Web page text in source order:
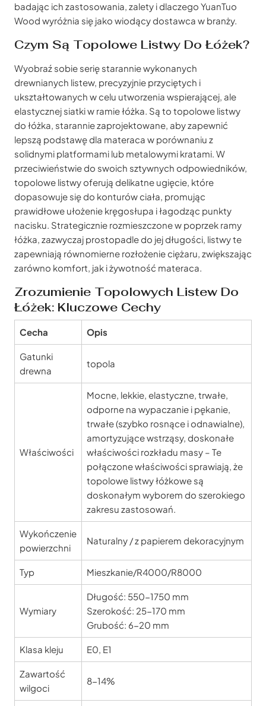
badając ich zastosowania, zalety i dlaczego YuanTuo
Wood wyróżnia się jako wiodący dostawca w branży.
Czym Są Topolowe Listwy Do Łóżek?
Wyobraź sobie serię starannie wykonanych
drewnianych listew, precyzyjnie przyciętych i
ukształtowanych w celu utworzenia wspierającej, ale
elastycznej siatki w ramie łóżka. Są to topolowe listwy
do łóżka, starannie zaprojektowane, aby zapewnić
lepszą podstawę dla materaca w porównaniu z
solidnymi platformami lub metalowymi kratami. W
przeciwieństwie do swoich sztywnych odpowiedników,
topolowe listwy oferują delikatne ugięcie, które
dopasowuje się do konturów ciała, promując
prawidłowe ułożenie kręgosłupa i łagodząc punkty
nacisku. Strategicznie rozmieszczone w poprzek ramy
łóżka, zazwyczaj prostopadle do jej długości, listwy te
zapewniają równomierne rozłożenie ciężaru, zwiększając
zarówno komfort, jak i żywotność materaca.
Zrozumienie Topolowych Listew Do
Łóżek: Kluczowe Cechy
Cecha Opis
Gatunki
drewna
topola
Właściwości
Mocne, lekkie, elastyczne, trwałe,
odporne na wypaczanie i pękanie,
trwałe (szybko rosnące i odnawialne),
amortyzujące wstrząsy, doskonałe
właściwości rozkładu masy – Te
połączone właściwości sprawiają, że
topolowe listwy łóżkowe są
doskonałym wyborem do szerokiego
zakresu zastosowań.
Wykończenie
powierzchni
Naturalny / z papierem dekoracyjnym
Typ Mieszkanie/R4000/R8000
Wymiary
Długość: 550-1750 mm
Szerokość: 25-170 mm
Grubość: 6-20 mm
Klasa kleju E0, E1
Zawartość
wilgoci
8-14%